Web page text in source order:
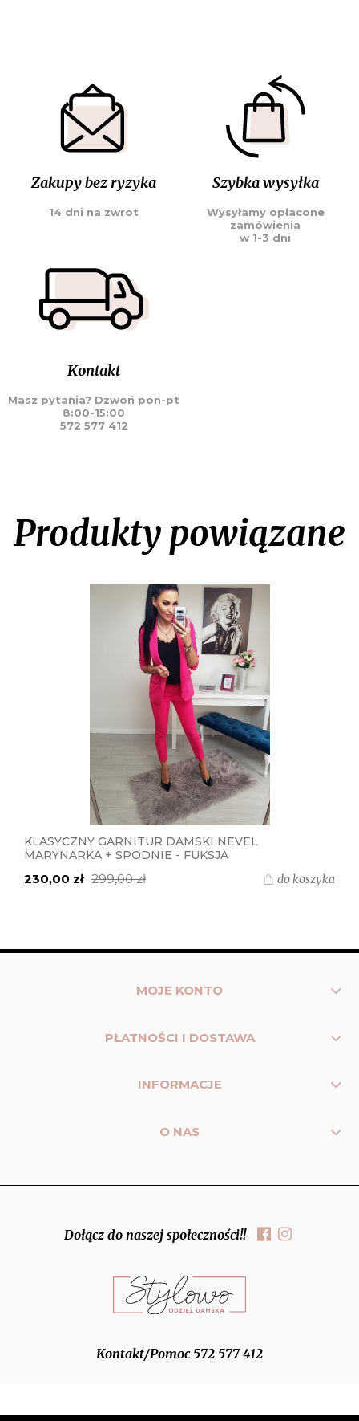
Zakupy bez ryzyka
14 dni na zwrot
Szybka wysyłka
Wysyłamy opłacone
zamówienia
w 1-3 dni
Kontakt
Masz pytania? Dzwoń pon-pt
8:00-15:00
572 577 412
Produkty powiązane
KLASYCZNY GARNITUR DAMSKI NEVEL
MARYNARKA + SPODNIE - FUKSJA
230,00 zł 299,00 zł do koszyka
MOJE KONTO
PŁATNOŚCI I DOSTAWA
INFORMACJE
O NAS
Dołącz do naszej społeczności!!
Kontakt/Pomoc 572 577 412